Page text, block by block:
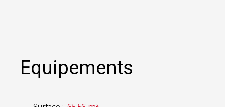
Equipements